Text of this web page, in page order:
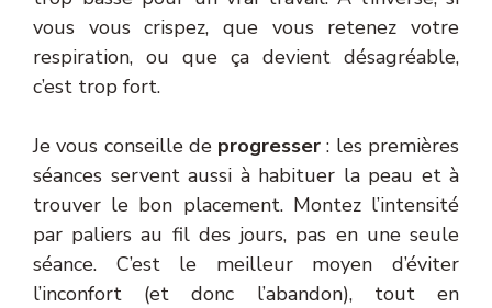
vous vous crispez, que vous retenez votre
respiration, ou que ça devient désagréable,
c’est trop fort.
Je vous conseille de progresser : les premières
séances servent aussi à habituer la peau et à
trouver le bon placement. Montez l’intensité
par paliers au fil des jours, pas en une seule
séance. C’est le meilleur moyen d’éviter
l’inconfort (et donc l’abandon), tout en